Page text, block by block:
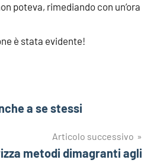
poteva, rimediando con un’ora
è stata evidente!
a se stessi
Articolo successivo
metodi dimagranti agli